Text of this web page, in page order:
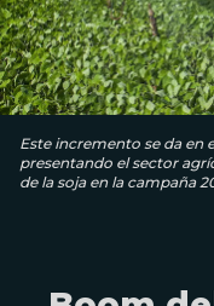
Este incremento se da en
presentando el sector
de la soja en la campaña